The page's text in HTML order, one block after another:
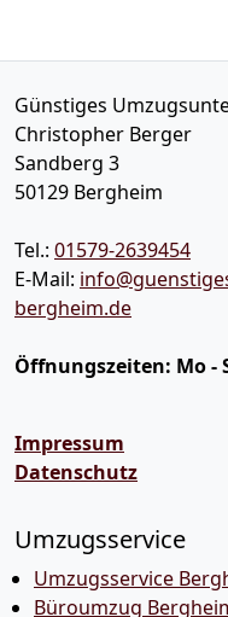
Günstiges
Christopher Berger
Sandberg 3
50129 Bergheim
Tel.: 01579-2639454
E-Mail:
bergheim.de
Öffnungszeiten: Mo -
Impressum
Datenschutz
Umzugsservice
Umzugsservice
Büroumzug